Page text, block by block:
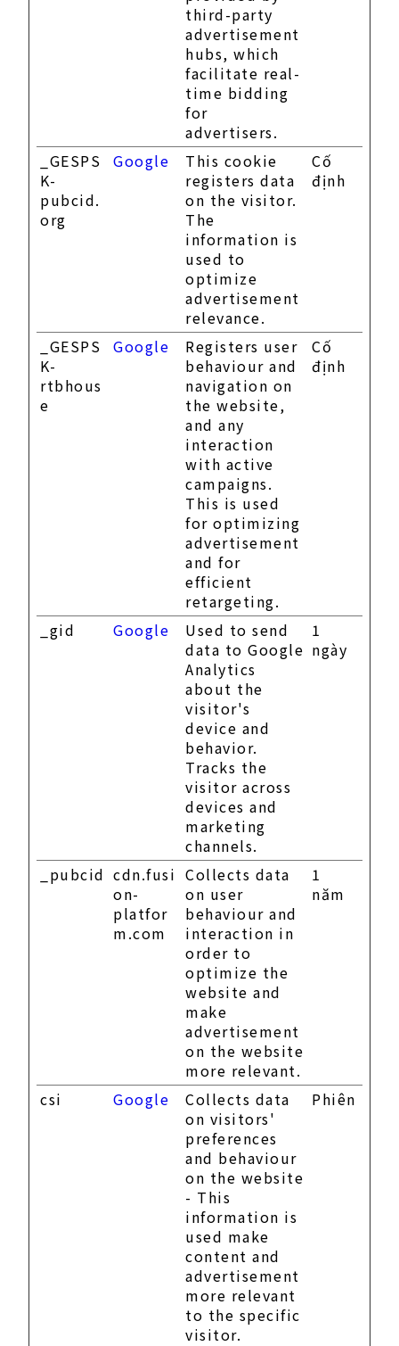
third-party
advertisement
hubs, which
facilitate real-
time bidding
for
advertisers.
_GESPS
K-
pubcid.
org
Google
This cookie
registers data
on the visitor.
The
information is
used to
optimize
advertisement
relevance.
Cố
định
_GESPS
K-
rtbhous
e
Google
Registers user
behaviour and
navigation on
the website,
and any
interaction
with active
campaigns.
This is used
for optimizing
advertisement
and for
efficient
retargeting.
Cố
định
_gid Google
Used to send
data to Google
Analytics
about the
visitor's
device and
behavior.
Tracks the
visitor across
devices and
marketing
channels.
1
ngày
_pubcid cdn.fusi
on-
platfor
m.com
Collects data
on user
behaviour and
interaction in
order to
optimize the
website and
make
advertisement
on the website
more relevant.
1
năm
csi Google
Collects data
on visitors'
preferences
and behaviour
on the website
- This
information is
used make
content and
advertisement
more relevant
to the specific
visitor.
Phiên